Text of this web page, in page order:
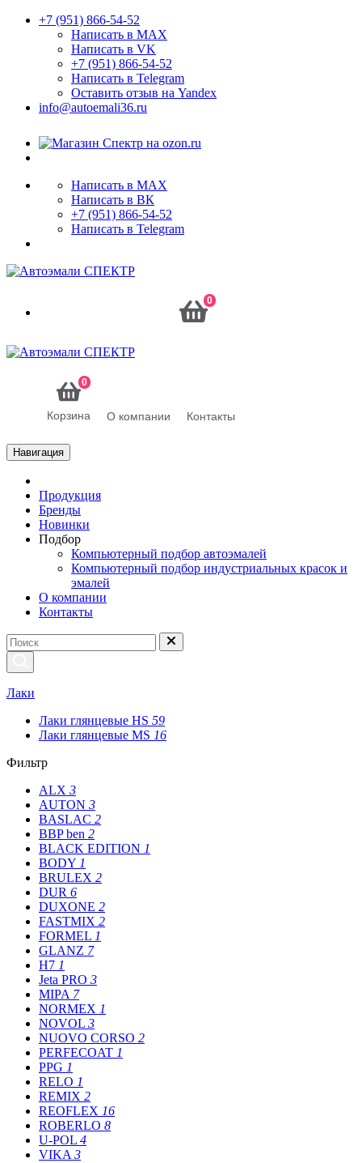
+7 (951) 866-54-52
Написать в MAX
Написать в VK
+7 (951) 866-54-52
Написать в Telegram
Оставить отзыв на Yandex
info@autoemali36.ru
Написать в MAX
Написать в ВК
+7 (951) 866-54-52
Написать в Telegram
0
0
Корзина О компании Контакты
Навигация
Продукция
Бренды
Новинки
Подбор
Компьютерный подбор автоэмалей
Компьютерный подбор индустриальных красок и
эмалей
О компании
Контакты
Лаки
Лаки глянцевые HS 59
Лаки глянцевые MS 16
Фильтр
ALX 3
AUTON 3
BASLAC 2
BBP ben 2
BLACK EDITION 1
BODY 1
BRULEX 2
DUR 6
DUXONE 2
FASTMIX 2
FORMEL 1
GLANZ 7
H7 1
Jeta PRO 3
MIPA 7
NORMEX 1
NOVOL 3
NUOVO CORSO 2
PERFECOAT 1
PPG 1
RELO 1
REMIX 2
REOFLEX 16
ROBERLO 8
U-POL 4
VIKA 3